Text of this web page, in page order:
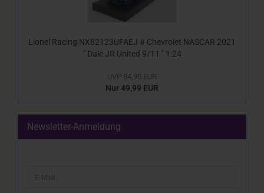
Lionel Racing NX82123UFAEJ # Chevrolet NASCAR 2021
" Dale JR United 9/11 " 1:24
UVP 84,95 EUR
Nur 49,99 EUR
Newsletter-Anmeldung